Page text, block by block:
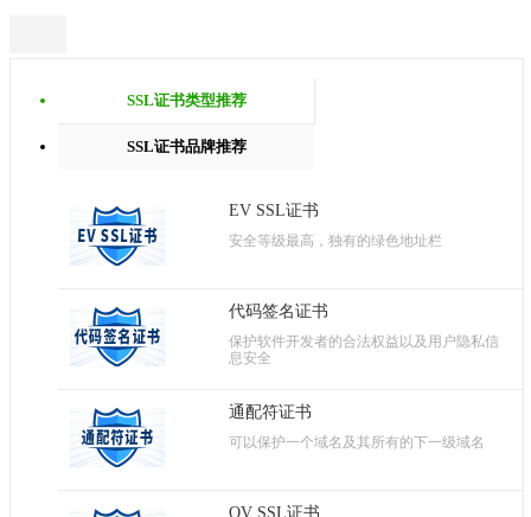
SSL证书类型推荐
SSL证书品牌推荐
EV SSL证书
安全等级最高，独有的绿色地址栏
代码签名证书
保护软件开发者的合法权益以及用户隐私信
息安全
通配符证书
可以保护一个域名及其所有的下一级域名
OV SSL证书